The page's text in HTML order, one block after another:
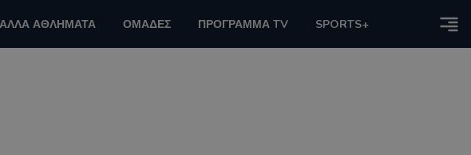
ΑΛΛΑ ΑΘΛΗΜΑΤΑ ΟΜΑΔΕΣ ΠΡΟΓΡΑΜΜΑ TV SPORTS+